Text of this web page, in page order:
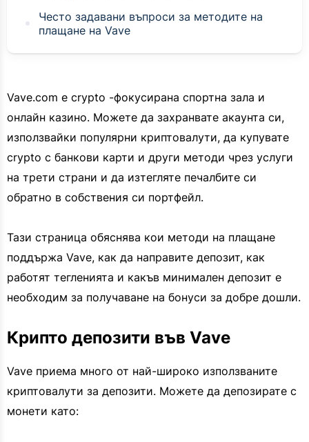
Често задавани въпроси за методите на
плащане на Vave
Vave.com е crypto -фокусирана спортна зала и
онлайн казино. Можете да захранвате акаунта си,
използвайки популярни криптовалути, да купувате
crypto с банкови карти и други методи чрез услуги
на трети страни и да изтегляте печалбите си
обратно в собствения си портфейл.
Тази страница обяснява кои методи на плащане
поддържа Vave, как да направите депозит, как
работят тегленията и какъв минимален депозит е
необходим за получаване на бонуси за добре дошли.
Крипто депозити във Vave
Vave приема много от най-широко използваните
криптовалути за депозити. Можете да депозирате с
монети като: